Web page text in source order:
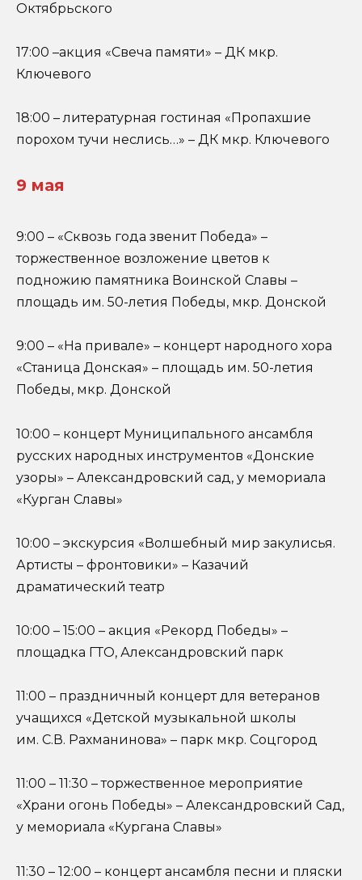
Октябрьского
17:00 –акция «Свеча памяти» – ДК мкр.
Ключевого
18:00 – литературная гостиная «Пропахшие
порохом тучи неслись…» – ДК мкр. Ключевого
9 мая
9:00 – «Сквозь года звенит Победа» –
торжественное возложение цветов к
подножию памятника Воинской Славы –
площадь им. 50-летия Победы, мкр. Донской
9:00 – «На привале» – концерт народного хора
«Станица Донская» – площадь им. 50-летия
Победы, мкр. Донской
10:00 – концерт Муниципального ансамбля
русских народных инструментов «Донские
узоры» – Александровский сад, у мемориала
«Курган Славы»
10:00 – экскурсия «Волшебный мир закулисья.
Артисты – фронтовики» – Казачий
драматический театр
10:00 – 15:00 – акция «Рекорд Победы» –
площадка ГТО, Александровский парк
11:00 – праздничный концерт для ветеранов
учащихся «Детской музыкальной школы
им. С.В. Рахманинова» – парк мкр. Соцгород
11:00 – 11:30 – торжественное мероприятие
«Храни огонь Победы» – Александровский Сад,
у мемориала «Кургана Славы»
11:30 – 12:00 – концерт ансамбля песни и пляски